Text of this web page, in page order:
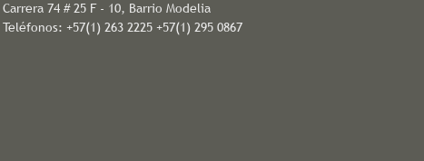
Carrera 74 # 25 F - 10, Barrio Modelia
Teléfonos: +57(1) 263 2225 +57(1) 295 0867